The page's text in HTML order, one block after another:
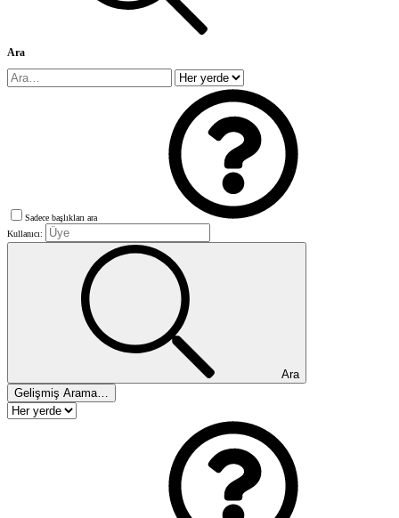
Ara
Sadece başlıkları ara
Kullanıcı:
Ara
Gelişmiş Arama…